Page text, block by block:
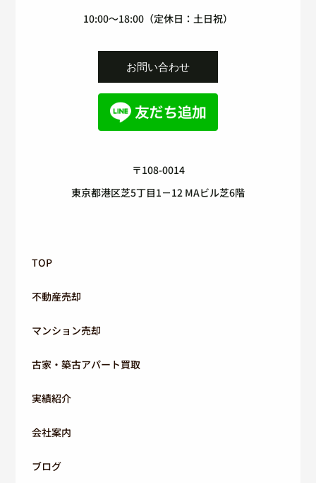
10:00～18:00（定休日：土日祝）
お問い合わせ
〒108-0014
東京都港区芝5丁目1－12 MAビル芝6階
TOP
不動産売却
マンション売却
古家・築古アパート買取
実績紹介
会社案内
ブログ